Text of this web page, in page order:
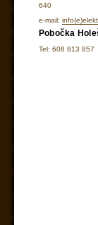
640
e-mail:
Pobočka
Tel: 608 813 857